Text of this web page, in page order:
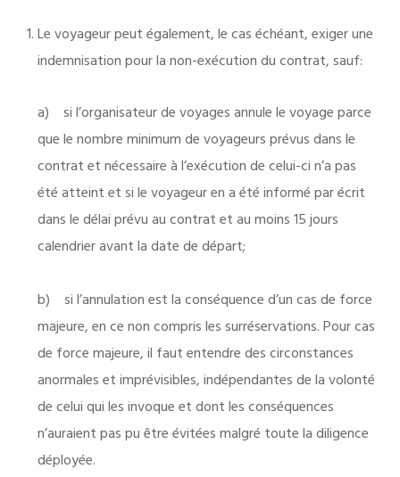
Le voyageur peut également, le cas échéant, exiger une
indemnisation pour la non-exécution du contrat, sauf:
a) si l’organisateur de voyages annule le voyage parce
que le nombre minimum de voyageurs prévus dans le
contrat et nécessaire à l’exécution de celui-ci n’a pas
été atteint et si le voyageur en a été informé par écrit
dans le délai prévu au contrat et au moins 15 jours
calendrier avant la date de départ;
b) si l’annulation est la conséquence d’un cas de force
majeure, en ce non compris les surréservations. Pour cas
de force majeure, il faut entendre des circonstances
anormales et imprévisibles, indépendantes de la volonté
de celui qui les invoque et dont les conséquences
n’auraient pas pu être évitées malgré toute la diligence
déployée.